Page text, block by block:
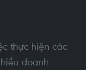
thực hiện các
doanh